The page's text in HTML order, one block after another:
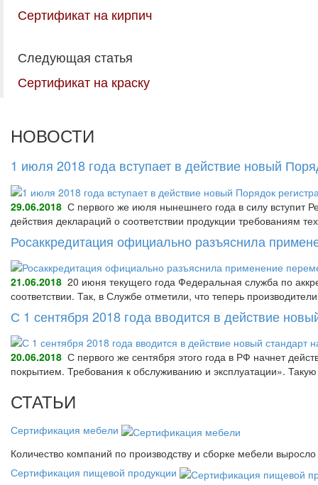
Сертификат на кирпич
Следующая статья
Сертификат на краску
НОВОСТИ
1 июля 2018 года вступает в действие новый
29.06.2018 С первого же июля нынешнего года в силу вступит
действия деклараций о соответствии продукции требованиям
Росаккредитация официально разъяснила
21.06.2018 20 июня текущего года Федеральная служба по
соответствии. Так, в Службе отметили, что теперь
С 1 сентября 2018 года вводится в действие
20.06.2018 С первого же сентября этого года в РФ начнет
покрытием. Требования к обслуживанию и эксплуатации».
СТАТЬИ
Сертификация мебели
Количество компаний по производству и сборке мебели
Сертификация пищевой продукции